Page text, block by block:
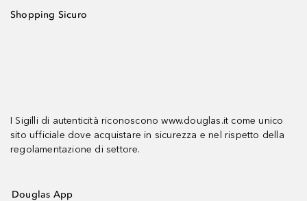
Shopping Sicuro
I Sigilli di autenticità riconoscono www.douglas.it come unico
sito ufficiale dove acquistare in sicurezza e nel rispetto della
regolamentazione di settore.
Douglas App